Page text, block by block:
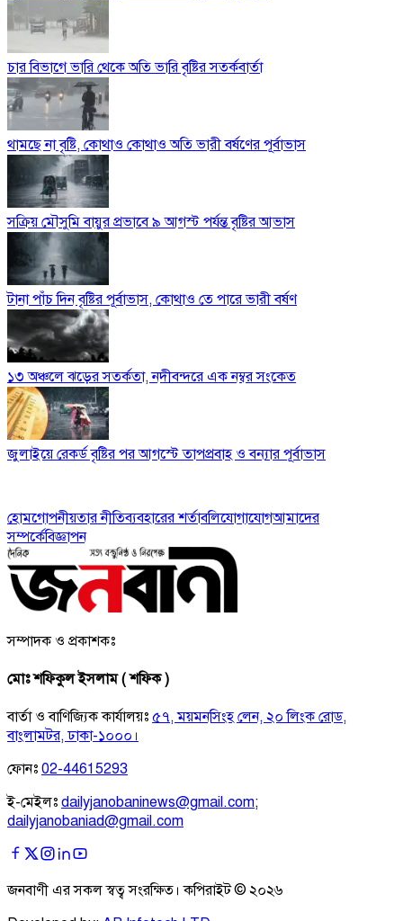
চার বিভাগে ভারি থেকে অতি ভারি বৃষ্টির সতর্কবার্তা
থামছে না বৃষ্টি, কোথাও কোথাও অতি ভারী বর্ষণের পূর্বাভাস
সক্রিয় মৌসুমি বায়ুর প্রভাবে ৯ আগস্ট পর্যন্ত বৃষ্টির আভাস
টানা পাঁচ দিন বৃষ্টির পূর্বাভাস, কোথাও তে পারে ভারী বর্ষণ
১৩ অঞ্চলে ঝড়ের সতর্কতা, নদীবন্দরে এক নম্বর সংকেত
জুলাইয়ে রেকর্ড বৃষ্টির পর আগস্টে তাপপ্রবাহ ও বন্যার পূর্বাভাস
হোমগোপনীয়তার নীতিব্যবহারের শর্তাবলিযোগাযোগআমাদের
সম্পর্কেবিজ্ঞাপন
সম্পাদক ও প্রকাশকঃ
মোঃ শফিকুল ইসলাম ( শফিক )
বার্তা ও বাণিজ্যিক কার্যালয়ঃ ৫৭, ময়মনসিংহ লেন, ২০ লিংক রোড,
বাংলামটর, ঢাকা-১০০০।
ফোনঃ 02-44615293
ই-মেইলঃ dailyjanobaninews@gmail.com;
dailyjanobaniad@gmail.com
জনবাণী এর সকল স্বত্ব সংরক্ষিত। কপিরাইট © ২০২৬